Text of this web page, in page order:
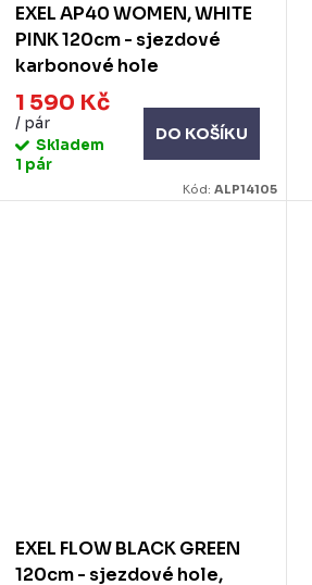
EXEL AP40 WOMEN, WHITE
PINK 120cm - sjezdové
karbonové hole
1 590 Kč
/ pár
Skladem
1 pár
DO KOŠÍKU
Kód:ALP14105
EXEL FLOW BLACK GREEN
120cm - sjezdové hole,